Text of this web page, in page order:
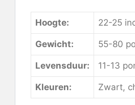
Hoogte: 22-25
Gewicht: 55-80
Levensduur: 11-13
Kleuren: Zwart,